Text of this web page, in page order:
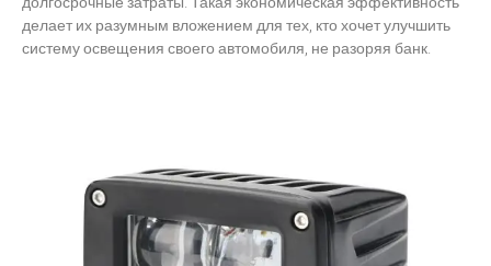
делает их разумным вложением для тех, кто хочет улучшить
систему освещения своего автомобиля, не разоряя банк.